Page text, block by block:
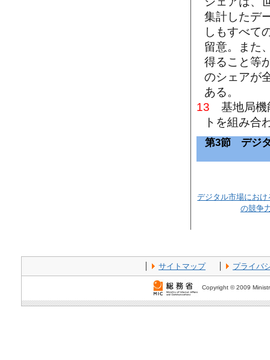
集計したデ
しもすべて
留意。また
得ること等
のシェアが
ある。
13 基地局機
トを組み合
第3節 デジタ
デジタル市場にお
の競争
サイトマップ プライバ
Copyright © 2009